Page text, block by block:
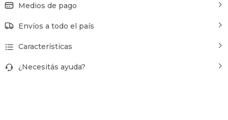
Medios de pago
Envíos a todo el país
Características
¿Necesitás ayuda?